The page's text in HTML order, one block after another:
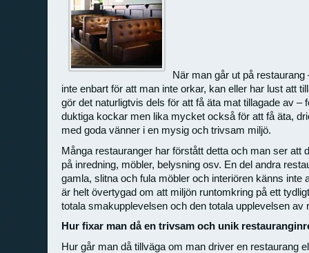
När man går ut på restaurang
inte enbart för att man inte orkar, kan eller har lust att
gör det naturligtvis dels för att få äta mat tillagade av –
duktiga kockar men lika mycket också för att få äta,
med goda vänner i en mysig och trivsam miljö.
Många restauranger har förstått detta och man ser att
på inredning, möbler, belysning osv. En del andra
gamla, slitna och fula möbler och interiören känns inte
är helt övertygad om att miljön runtomkring på ett
totala smakupplevelsen och den totala upplevelsen av
Hur fixar man då en trivsam och unik
Hur går man då tillväga om man driver en restaurang